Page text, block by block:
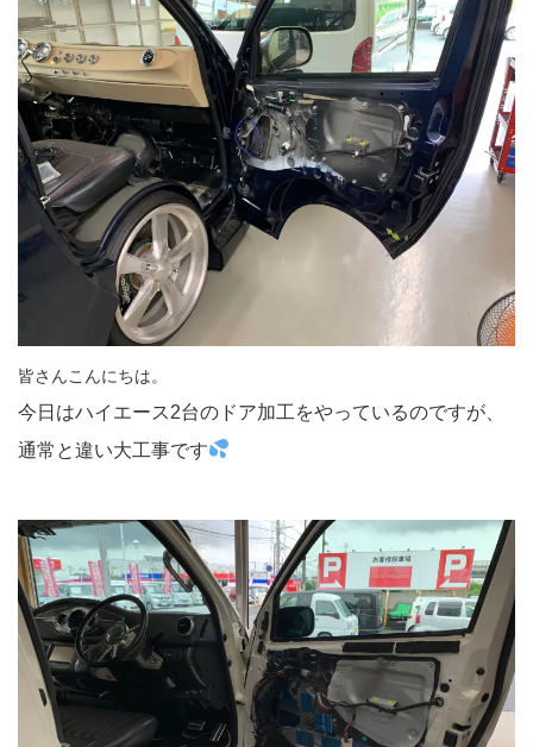
皆さんこんにちは。
今日はハイエース2台のドア加工をやっているのですが、
通常と違い大工事です